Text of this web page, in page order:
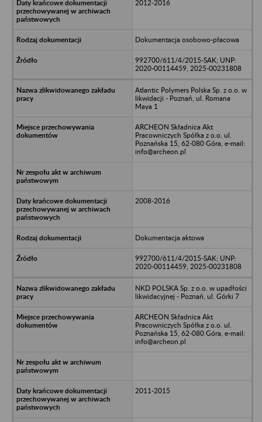
2012-2016
Dokumentacja osobowo-płacowa
992700/611/4/2015-SAK; UNP:
2020-00114459, 2025-00231808
Atlantic Polymers Polska Sp. z o.o. w
likwidacji - Poznań, ul. Romana
Maya 1
ARCHEON Składnica Akt
Pracowniczych Spółka z o.o. ul.
Poznańska 15, 62-080 Góra, e-mail:
info@archeon.pl
2008-2016
Dokumentacja aktowa
992700/611/4/2015-SAK; UNP:
2020-00114459, 2025-00231808
NKD POLSKA Sp. z o.o. w upadłości
likwidacyjnej - Poznań, ul. Górki 7
ARCHEON Składnica Akt
Pracowniczych Spółka z o.o. ul.
Poznańska 15, 62-080 Góra, e-mail:
info@archeon.pl
2011-2015